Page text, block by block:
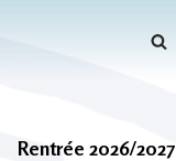
Rentrée 2026/2027